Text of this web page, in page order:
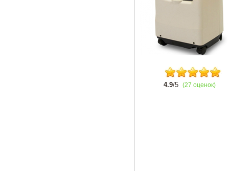
4.9/5 (27 оценок)